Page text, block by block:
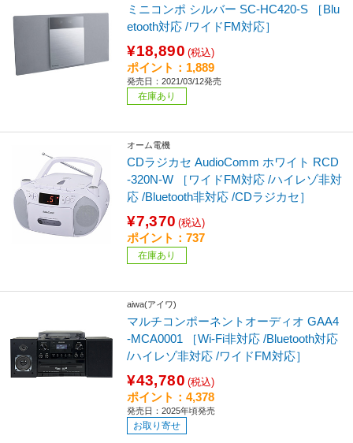
ミニコンポ シルバー SC-HC420-S ［Blu
etooth対応 /ワイドFM対応］
¥18,890 (税込)
ポイント：1,889
発売日：2021/03/12発売
在庫あり
オーム電機
CDラジカセ AudioComm ホワイト RCD
-320N-W ［ワイドFM対応 /ハイレゾ非対
応 /Bluetooth非対応 /CDラジカセ］
¥7,370 (税込)
ポイント：737
在庫あり
aiwa(アイワ)
マルチコンポーネントオーディオ GAA4
-MCA0001 ［Wi-Fi非対応 /Bluetooth対応
/ハイレゾ非対応 /ワイドFM対応］
¥43,780 (税込)
ポイント：4,378
発売日：2025年頃発売
お取り寄せ